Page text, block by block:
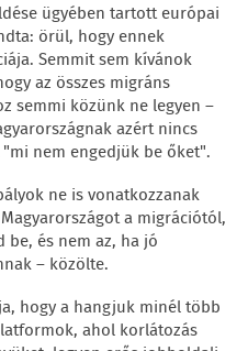
ügyében tartott európai
örül, hogy ennek
Semmit sem kívánok
az összes migráns
semmi közünk ne legyen –
azért nincs
nem engedjük be őket".
ne is vonatkozzanak
a migrációtól,
be, és nem az, ha jó
– közölte.
hogy a hangjuk minél több
ahol korlátozás